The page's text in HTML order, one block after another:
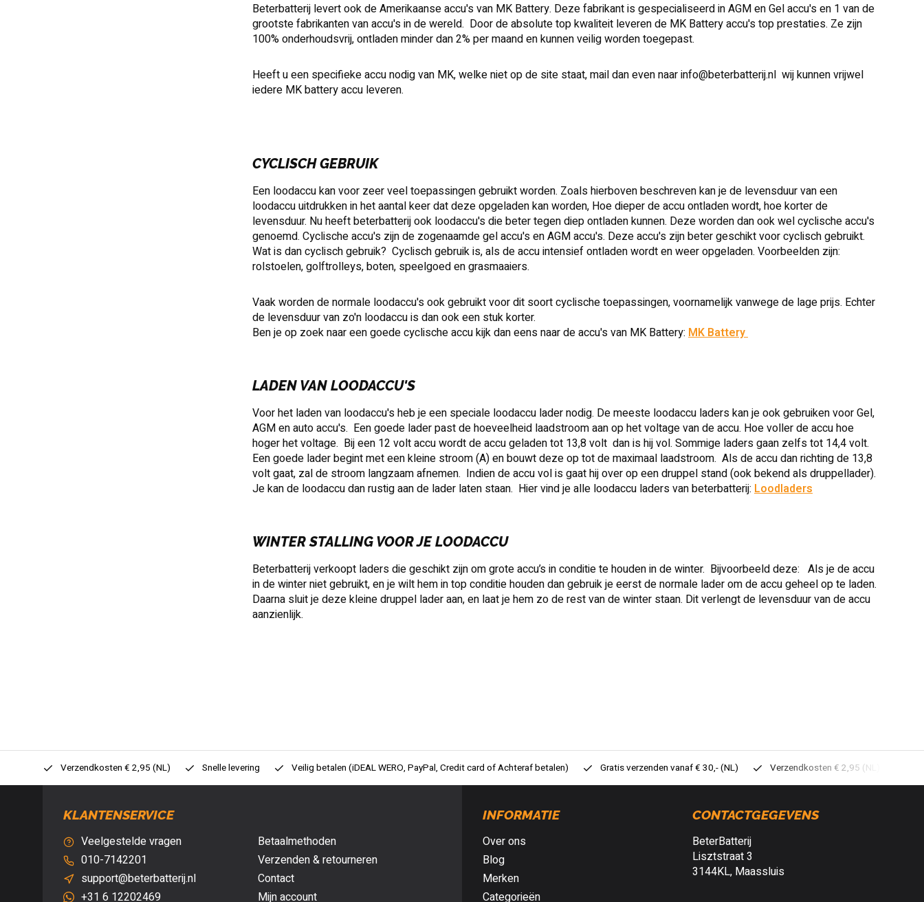
Beterbatterij levert ook de Amerikaanse accu's van MK Battery. Deze fabrikant is gespecialiseerd in AGM en Gel accu's en 1 van de
grootste fabrikanten van accu's in de wereld. Door de absolute top kwaliteit leveren de MK Battery accu's top prestaties. Ze zijn
100% onderhoudsvrij, ontladen minder dan 2% per maand en kunnen veilig worden toegepast.
Heeft u een specifieke accu nodig van MK, welke niet op de site staat, mail dan even naarinfo@beterbatterij.nl wij kunnen vrijwel
iedere MK battery accu leveren.
CYCLISCH GEBRUIK
Een loodaccu kan voor zeer veel toepassingen gebruikt worden. Zoals hierboven beschreven kan je de levensduur van een
loodaccu uitdrukken in het aantal keer dat deze opgeladen kan worden, Hoe dieper de accu ontladen wordt, hoe korter de
levensduur. Nu heeft beterbatterij ook loodaccu's die beter tegen diep ontladen kunnen. Deze worden dan ook wel cyclische accu's
genoemd. Cyclische accu's zijn de zogenaamde gel accu's en AGM accu's. Deze accu's zijn beter geschikt voor cyclisch gebruikt.
Wat is dan cyclisch gebruik? Cyclisch gebruik is, als de accu intensief ontladen wordt en weer opgeladen. Voorbeelden zijn:
rolstoelen, golftrolleys, boten, speelgoed en grasmaaiers.
Vaak worden de normale loodaccu's ook gebruikt voor dit soort cyclische toepassingen, voornamelijk vanwege de lage prijs. Echter
de levensduur van zo'n loodaccu is dan ook een stuk korter.
Ben je op zoek naar een goede cyclische accu kijk dan eens naar de accu's van MK Battery: MK Battery
LADEN VAN LOODACCU'S
Voor het laden van loodaccu's heb je een speciale loodaccu lader nodig. De meeste loodaccu laders kan je ook gebruiken voor Gel,
AGM en auto accu's. Een goede lader past de hoeveelheid laadstroom aan op het voltage van de accu. Hoe voller de accu hoe
hoger het voltage. Bij een 12 volt accu wordt de accu geladen tot 13,8 volt dan is hij vol. Sommige laders gaan zelfs tot 14,4 volt.
Een goede lader begint met een kleine stroom (A) en bouwt deze op tot de maximaal laadstroom. Als de accu dan richting de 13,8
volt gaat, zal de stroom langzaam afnemen. Indien de accu vol is gaat hij over op een druppel stand (ook bekend als druppellader).
Je kan de loodaccu dan rustig aan de lader laten staan. Hier vind je alle loodaccu laders van beterbatterij: Loodladers
WINTER STALLING VOOR JE LOODACCU
Beterbatterij verkoopt laders die geschikt zijn om grote accu’s in conditie te houden in de winter. Bijvoorbeeld deze: Als je de accu
in de winter niet gebruikt, en je wilt hem in top conditie houden dan gebruik je eerst de normale lader om de accu geheel op te laden.
Daarna sluit je deze kleine druppel lader aan, en laat je hem zo de rest van de winter staan. Dit verlengt de levensduur van de accu
aanzienlijk.
Verzendkosten € 2,95 (NL) Snelle levering Veilig betalen (iDEAL WERO, PayPal, Credit card of Achteraf betalen) Gratis verzenden vanaf € 30,- (NL) Verzendkosten € 2,95 (NL)
KLANTENSERVICE
Veelgestelde vragen
010-7142201
support@beterbatterij.nl
+31 6 12202469
Betaalmethoden
Verzenden & retourneren
Contact
Mijn account
INFORMATIE
Over ons
Blog
Merken
Categorieën
CONTACTGEGEVENS
BeterBatterij
Lisztstraat 3
3144KL, Maassluis